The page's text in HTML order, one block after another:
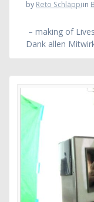
by Reto Schläppiin
– making of
Dank allen